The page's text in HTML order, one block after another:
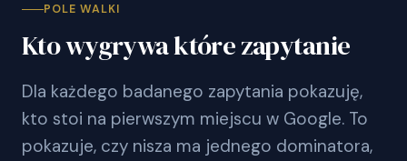
POLE WALKI
Kto wygrywa które zapytanie
Dla każdego badanego zapytania pokazuję,
kto stoi na pierwszym miejscu w Google. To
pokazuje, czy nisza ma jednego dominatora,